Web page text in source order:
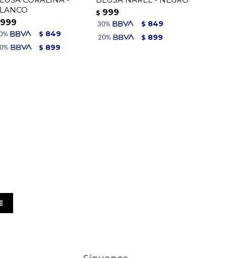
999
$ 849
$ 899
$ 999
$ 849
$ 899